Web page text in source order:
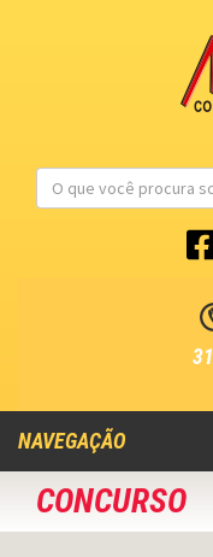
31
NAVEGAÇÃO
CONCURSO